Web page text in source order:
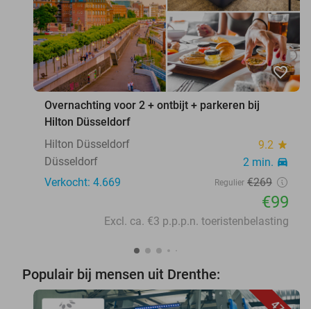
favorite_border
Overnachting voor 2 + ontbijt + parkeren bij
Hilton Düsseldorf
Hilton Düsseldorf
9.2 star
Düsseldorf 2 min. directions_car
Verkocht: 4.669 Regulier €269
€99
Excl. ca. €3 p.p.p.n. toeristenbelasting
Populair bij mensen uit Drenthe: